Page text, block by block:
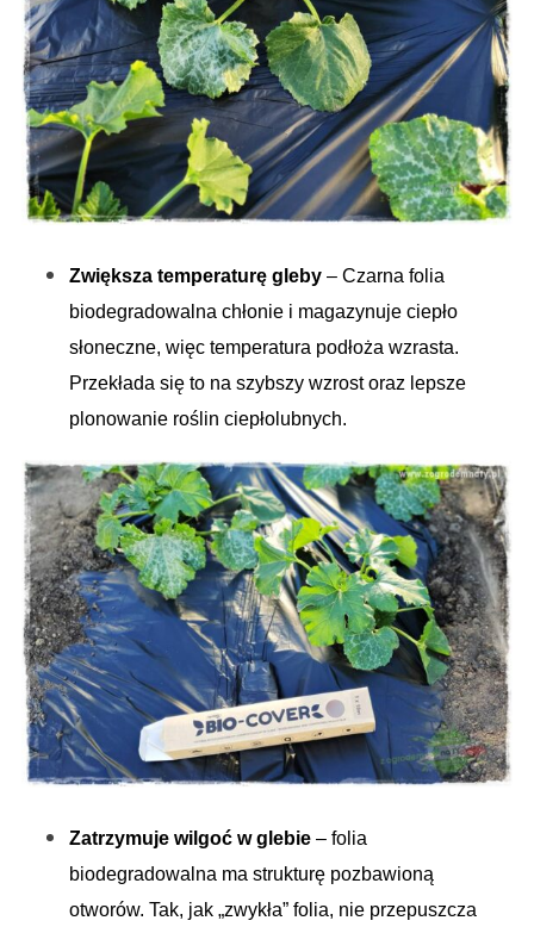
Zwiększa temperaturę gleby– Czarna folia
biodegradowalna chłonie i magazynuje ciepło
słoneczne, więc temperatura podłoża wzrasta.
Przekłada się to na szybszy wzrost oraz lepsze
plonowanie roślin ciepłolubnych.
Zatrzymuje wilgoć w glebie– folia
biodegradowalna ma strukturę pozbawioną
otworów. Tak, jak „zwykła” folia, nie przepuszcza